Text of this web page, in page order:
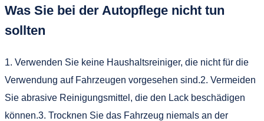
Was Sie bei der Autopflege nicht tun
sollten
1. Verwenden Sie keine Haushaltsreiniger, die nicht für die
Verwendung auf Fahrzeugen vorgesehen sind.2. Vermeiden
Sie abrasive Reinigungsmittel, die den Lack beschädigen
können.3. Trocknen Sie das Fahrzeug niemals an der